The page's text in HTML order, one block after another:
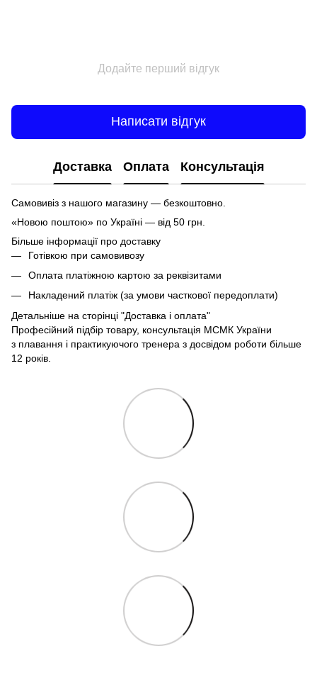
Додайте перший відгук
Написати відгук
Доставка Оплата Консультація
Самовивіз з нашого магазину — безкоштовно.
«Новою поштою» по Україні — від 50 грн.
Більше інформації про доставку
Готівкою при самовивозу
Оплата платіжною картою за реквізитами
Накладений платіж (за умови часткової передоплати)
Детальніше на сторінці "Доставка і оплата"
Професійний підбір товару, консультація МСМК України
з плавання і практикуючого тренера з досвідом роботи більше
12 років.